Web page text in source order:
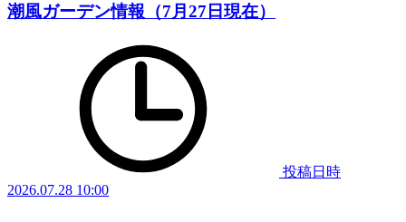
潮風ガーデン情報（7月27日現在）
投稿日時
2026.07.28 10:00